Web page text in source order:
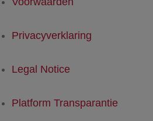
Privacyverklaring
Legal Notice
Platform Transparantie